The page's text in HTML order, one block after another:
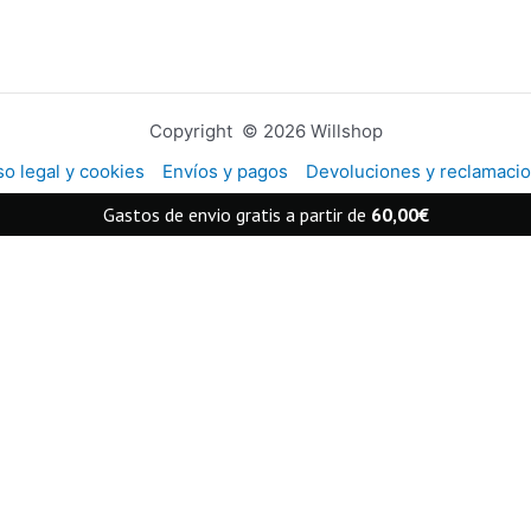
Copyright © 2026 Willshop
legal y cookies
Envíos y pagos Devoluciones y
Gastos de envio gratis a partir de 60,00€